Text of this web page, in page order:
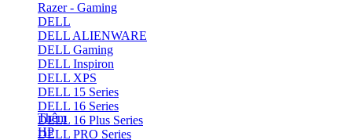
Razer - Gaming
DELL
DELL ALIENWARE
DELL Gaming
DELL Inspiron
DELL XPS
DELL 15 Series
DELL 16 Series
DELL 16 Plus Series
DELL PRO Series
Thêm
HP